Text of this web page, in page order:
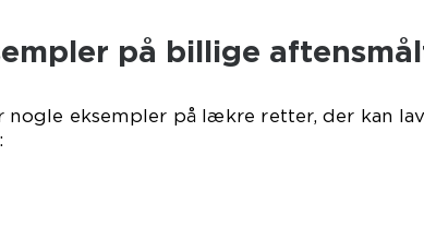
på billige
nogle eksempler på lækre retter, der kan